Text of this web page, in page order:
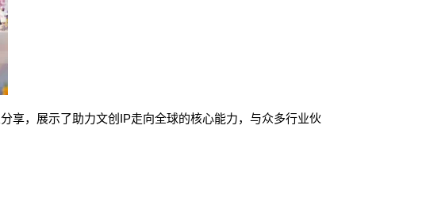
享，展示了助力文创IP走向全球的核心能力，与众多行业伙